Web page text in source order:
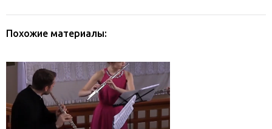
Похожие материалы: